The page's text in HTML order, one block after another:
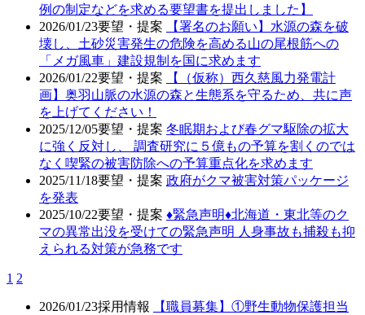
例の制定などを求める要望書を提出しました】
2026/01/23要望・提案
【署名のお願い】水源の森を破
壊し、土砂災害発生の危険を高める山の尾根筋への
「メガ風車」建設規制を国に求めます
2026/01/22要望・提案
【（仮称）西久慈風力発電計
画】奥羽山脈の水源の森と生態系を守るため、共に声
を上げてください！
2025/12/05要望・提案 冬眠期および春グマ駆除の拡大
に強く反対し、 調査研究に５億もの予算を割くのでは
なく喫緊の被害防除への予算重点化を求めます
2025/11/18要望・提案 政府がクマ被害対策パッケージ
を発表
2025/10/22要望・提案 ♦️緊急声明♦️北海道・東北等のク
マの異常出没を受けての緊急声明 人身事故も捕殺も抑
えられる対策が急務です
1 2
2026/01/23採用情報
【職員募集】①野生動物保護担当